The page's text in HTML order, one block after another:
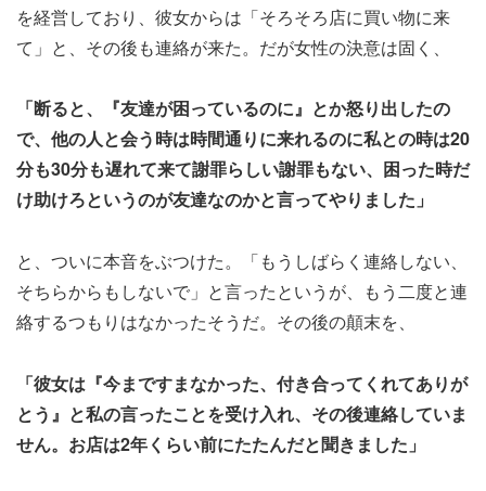
を経営しており、彼女からは「そろそろ店に買い物に来
て」と、その後も連絡が来た。だが女性の決意は固く、
「断ると、『友達が困っているのに』とか怒り出したの
で、他の人と会う時は時間通りに来れるのに私との時は20
分も30分も遅れて来て謝罪らしい謝罪もない、困った時だ
け助けろというのが友達なのかと言ってやりました」
と、ついに本音をぶつけた。「もうしばらく連絡しない、
そちらからもしないで」と言ったというが、もう二度と連
絡するつもりはなかったそうだ。その後の顛末を、
「彼女は『今まですまなかった、付き合ってくれてありが
とう』と私の言ったことを受け入れ、その後連絡していま
せん。お店は2年くらい前にたたんだと聞きました」